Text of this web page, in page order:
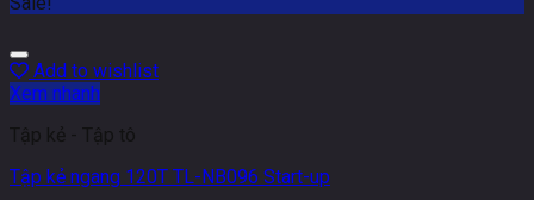
Add to wishlist
Xem nhanh
Tập kẻ - Tập tô
Tập kẻ ngang 120T TL-NB096 Start-up